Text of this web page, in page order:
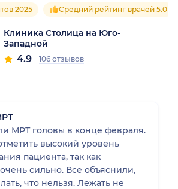
2025 Средний рейтинг врачей 5.0
Клиника Столица на Юго-
Западной
4.9 106 отзывов
МРТ головы в конце февраля.
высокий уровень
пациента, так как
сильно. Все объяснили,
что нельзя. Лежать не